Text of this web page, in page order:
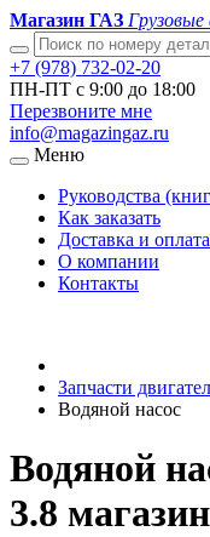
Магазин ГАЗ
+7 (978) 732-02-20
ПН-ПТ с 9:00 до 18:00
Перезвоните мне
info@magazingaz.ru
Меню
Руководства
Как заказать
Доставка и оплата
О компании
Контакты
Запчасти
Водяной насос
Водяной
3.8